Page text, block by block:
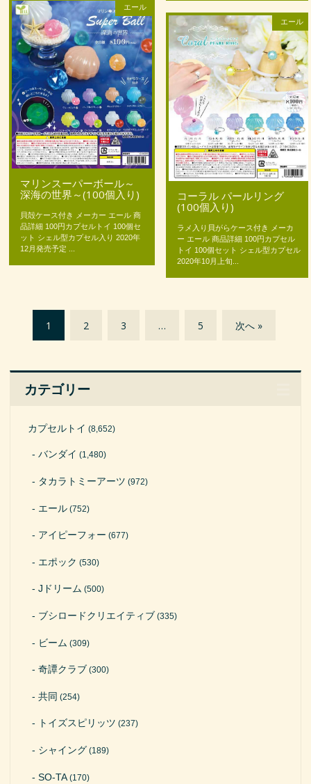
エール
マリンスーパーボール～
深海の世界～(100個入り)
貝殻ケース付き メーカー エール 商
品詳細 100円カプセルトイ 100個セ
ット シェル型カプセル入り 2020年
12月発売予定 ...
エール
コーラル パールリング
(100個入り)
ラメ入り貝がらケース付き メーカ
ー エール 商品詳細 100円カプセル
トイ 100個セット シェル型カプセル
2020年10月上旬...
1 2 3 … 5 次へ »
カテゴリー
カプセルトイ (8,652)
バンダイ (1,480)
タカラトミーアーツ (972)
エール(752)
アイピーフォー (677)
エポック (530)
Jドリーム (500)
ブシロードクリエイティブ (335)
ビーム (309)
奇譚クラブ (300)
共同 (254)
トイズスピリッツ (237)
シャイング (189)
SO-TA(170)